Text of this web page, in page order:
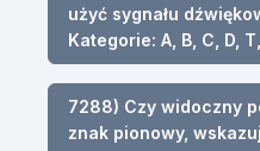
użyć sygnału
Kategorie: A, B, C, D, T,
7288) Czy widoczny
znak pionowy,